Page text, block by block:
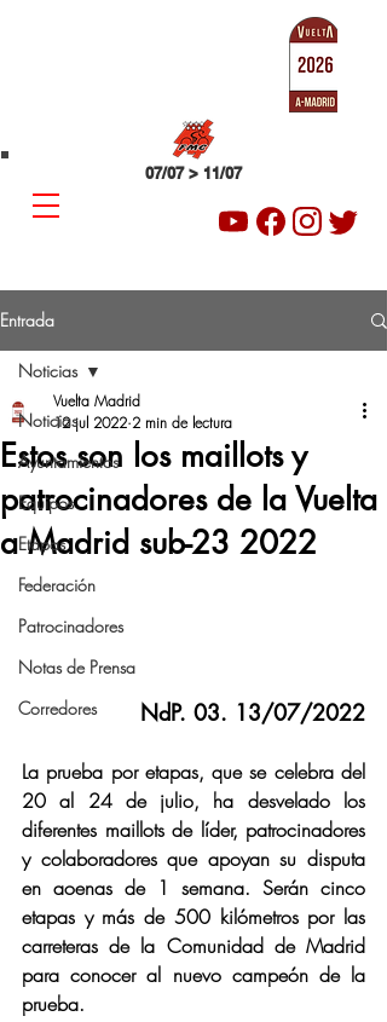
07/07 > 11/07
Entrada
Noticias
Ayuntamientos
Equipos
Etapas
Federación
Patrocinadores
Notas de Prensa
Corredores
Noticias
Estos son los maillots y
patrocinadores de la Vuelta
a Madrid sub-23 2022
Vuelta Madrid
12 jul 2022 2 min de lectura
NdP. 03. 13/07/2022
La prueba por etapas, que se celebra del
20 al 24 de julio, ha desvelado los
diferentes maillots de líder, patrocinadores
y colaboradores que apoyan su disputa
en aoenas de 1 semana. Serán cinco
etapas y más de 500 kilómetros por las
carreteras de la Comunidad de Madrid
para conocer al nuevo campeón de la
prueba.